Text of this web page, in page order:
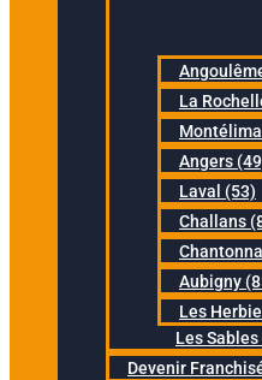
La
Angers
Laval (53)
Challans
Aubigny
Les
Les Sables
Devenir